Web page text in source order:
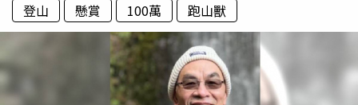
登山 懸賞 100萬 跑山獸